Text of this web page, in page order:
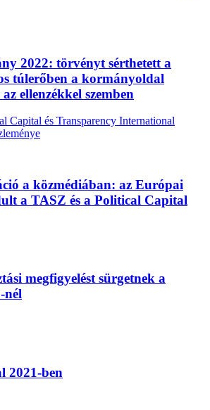
2022: törvényt sérthetett a
túlerőben a kormányoldal
ellenzékkel szemben
Capital és Transparency International
a közmédiában: az Európai
a TASZ és a Political Capital
megfigyelést sürgetnek a
nél
2021-ben